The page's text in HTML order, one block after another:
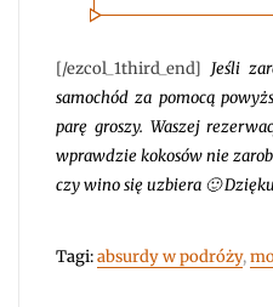
[/ezcol_1third_end] Jeśli
samochód za pomocą
parę groszy. Waszej
wprawdzie kokosów nie
czy wino się uzbiera 🙂
Tagi:absurdy w podróży,